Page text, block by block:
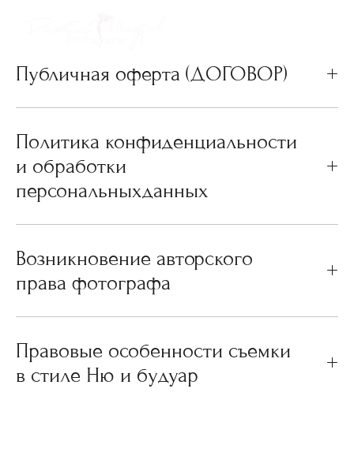
Публичная оферта (ДОГОВОР)
Политика конфиденциальности
и обработки
персональныхданных
Возникновение авторского
права фотографа
Правовые особенности съемки
в стиле Ню и будуар